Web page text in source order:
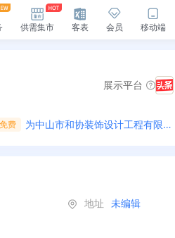
供需集市 客表 会员 移动端
展示平台
免费 为 中山市和协装饰设计工程有限公司
地址 未编辑